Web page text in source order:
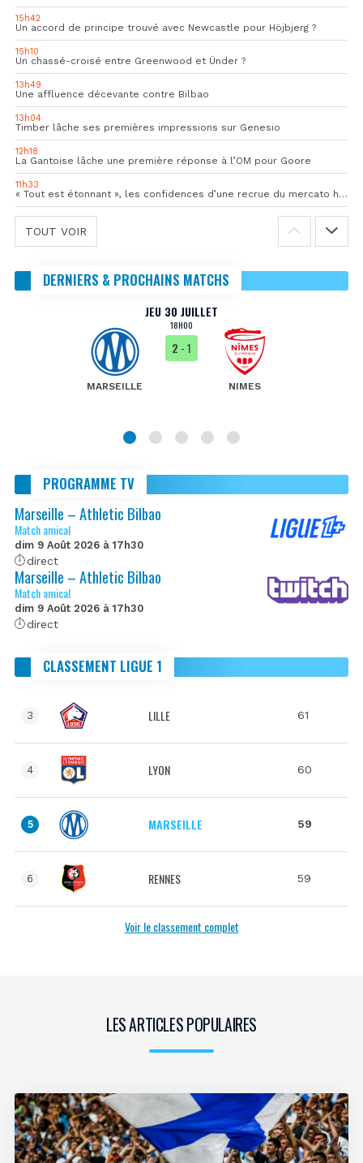
15h42
Un accord de principe trouvé avec Newcastle pour Höjbjerg ?
15h10
Un chassé-croisé entre Greenwood et Ünder ?
13h49
Une affluence décevante contre Bilbao
13h04
Timber lâche ses premières impressions sur Genesio
12h18
La Gantoise lâche une première réponse à l’OM pour Goore
11h33
« Tout est étonnant », les confidences d’une recrue du mercato hivernal de l’OM
TOUT VOIR
DERNIERS & PROCHAINS MATCHS
JEU 30 JUILLET
18H00
MARSEILLE
2 - 1
NIMES
PROGRAMME TV
Marseille – Athletic Bilbao
Match amical
dim 9 Août 2026 à 17h30
direct
Marseille – Athletic Bilbao
Match amical
dim 9 Août 2026 à 17h30
direct
CLASSEMENT LIGUE 1
3 LILLE 61
4 LYON 60
5 MARSEILLE 59
6 RENNES 59
Voir le classement complet
LES ARTICLES POPULAIRES